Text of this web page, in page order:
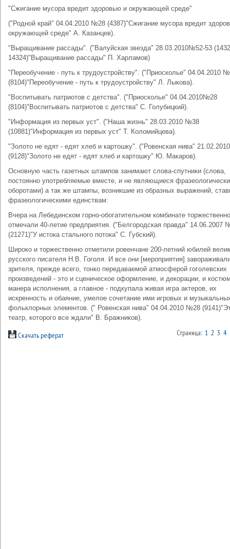
"Сжигание мусора вредит здоровью и окружающей среде"
("Родной край" 04.04.2010 №28 (4387)"Сжигание мусора вредит
окружающей среде" А. Казанцев).
"Выращивание рассады". ("Валуйская звезда" 28.03.2010№52-53
14324)"Выращивание рассады" П. Харламов)
"Переобучение - путь к трудоустройству". ("Приосколье" 04.04.2010
(8104)"Переобучение - путь к трудоустройству" Л. Лыкова).
"Воспитывать патриотов с детства". ("Приосколье" 04.04.2010№28
(8104)"Воспитывать патриотов с детства" С. Голубицкий).
"Информация из первых уст". ("Наша жизнь" 28.03.2010 №38
(10881)"Информация из первых уст" Т. Коломийцева).
"Золото не едят - едят хлеб и картошку". ("Ровенская нива"
(9128)"Золото не едят - едят хлеб и картошку" Ю. Макаров).
Основную часть газетных штампов занимают слова-спутники (слова,
постоянно употребляемые вместе, и не являющиеся
оборотами) а так же штампы, возникшие из образных выражений,
фразеологическими единствам:
Вчера на Лебединском горно-обогатительном комбинате торжественно
отмечали 40-летие предприятия. ("Белгородская правда" 14.06.2007
(21271)"У истока стального потока" С. Губский).
Широко и торжественно отметили ровенчане 200-летний юбилей
русского писателя Н.В. Гоголя. И все они [мероприятия]
зрителя, прежде всего, тонко передаваемой атмосферой гоголевских
произведений - это и сценическое оформление, и декорации, и
манера исполнения, а главное - подкупала живая игра актеров, их
искренность и обаяние, умелое сочетание ими игровых и
фольклорных элементов. (" Ровенская нива" 04.04.2010 №28
театр, которого все ждали" В. Бражников).
Скачать реферат Страница: 1 2 3 4